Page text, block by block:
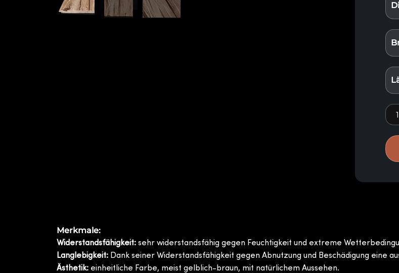
Merkmale:
Widerstandsfähigkeit: sehr widerstandsfähig gegen Feuchtigkeit und extreme
Langlebigkeit: Dank seiner Widerstandsfähigkeit gegen Abnutzung und Beschädigung eine
Ästhetik: einheitliche Farbe, meist gelblich-braun, mit natürlichem Aussehen.